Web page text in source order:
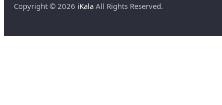
Copyright © 2026 iKala All Rights Reserved.